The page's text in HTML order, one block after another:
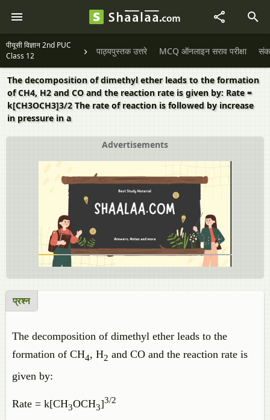
पीयूसी विज्ञान 2nd PUC
Class 12
पाठ्यपुस्तक उत्तरे MCQ ऑनलाइन सराव परीक्षा
The decomposition of dimethyl ether leads to the formation
of CH4, H2 and CO and the reaction rate is given by: Rate =
k[CH3OCH3]3/2 The rate of reaction is followed by increase
in pressure in a
Advertisements
प्रश्न
The decomposition of dimethyl ether leads to the
formation of CH4, H2 and CO and the reaction rate is
given by:
Rate = k[CH3OCH3]3/2